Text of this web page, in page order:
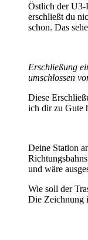
Östlich der U3-
erschließt du
schon. Das
Erschließung
umschlossen
Diese
ich dir zu Gute
Deine Station
und wäre
Wie soll der
Die Zeichnung